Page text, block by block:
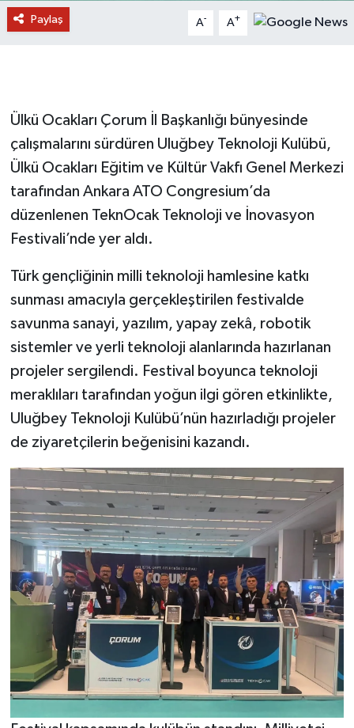
Paylaş A- A+
Ülkü Ocakları Çorum İl Başkanlığı bünyesinde
çalışmalarını sürdüren Uluğbey Teknoloji Kulübü,
Ülkü Ocakları Eğitim ve Kültür Vakfı Genel Merkezi
tarafından Ankara ATO Congresium’da
düzenlenen TeknOcak Teknoloji ve İnovasyon
Festivali’nde yer aldı.
Türk gençliğinin milli teknoloji hamlesine katkı
sunması amacıyla gerçekleştirilen festivalde
savunma sanayi, yazılım, yapay zekâ, robotik
sistemler ve yerli teknoloji alanlarında hazırlanan
projeler sergilendi. Festival boyunca teknoloji
meraklıları tarafından yoğun ilgi gören etkinlikte,
Uluğbey Teknoloji Kulübü’nün hazırladığı projeler
de ziyaretçilerin beğenisini kazandı.